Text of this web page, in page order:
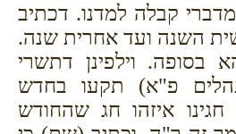
קבלה למדנו. דכתיב
השנה ועד אחרית שנה.
בסופה. וילפינן דתשרי
פ"א) תקעו בחדש
איזהו חג שהחודש